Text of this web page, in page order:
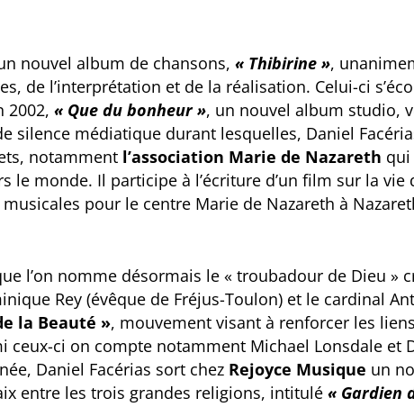
nouvel album de chansons,« Thibirine »,
de l’interprétation et de la réalisation. Celui-ci
2002,« Que du bonheur », un nouvel album studio,
silence médiatique durant lesquelles, Daniel
notamment l’association Marie de Nazareth
le monde. Il participe à l’écriture d’un film sur la vie
pour le centre Marie de Nazareth à
l’on nomme désormais le « troubadour de Dieu »
Rey (évêque de Fréjus-Toulon) et le cardinal
la Beauté », mouvement visant à renforcer les
ceux-ci on compte notamment Michael Lonsdale et
Daniel Facérias sort chez Rejoyce Musique un
entre les trois grandes religions, intitulé« Gardien